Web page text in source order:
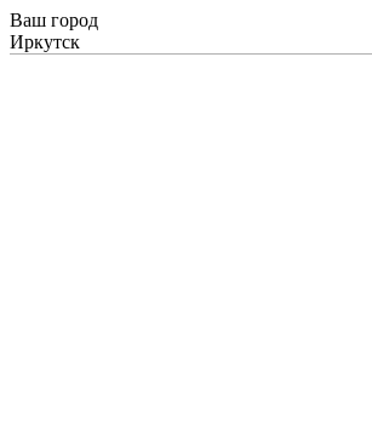
Ваш город
Иркутск